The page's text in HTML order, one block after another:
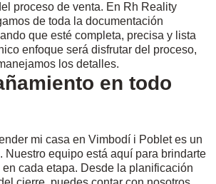
proceso de venta. En Rh Reality
de toda la documentación
que esté completa, precisa y lista
enfoque será disfrutar del proceso,
los detalles.
en todo
mi casa en Vimbodí i Poblet es un
Nuestro equipo está aquí para brindarte
cada etapa. Desde la planificación